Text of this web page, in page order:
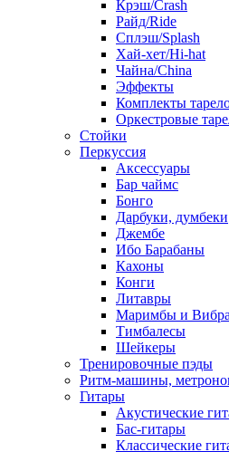
Крэш/Crash
Райд/Ride
Сплэш/Splash
Хай-хет/Hi-hat
Чайна/China
Эффекты
Комплекты
Оркестровые
Стойки
Перкуссия
Аксессуары
Бар чаймс
Бонго
Дарбуки, думбеки
Джембе
Ибо Барабаны
Кахоны
Конги
Литавры
Маримбы и
Тимбалесы
Шейкеры
Тренировочные пэды
Ритм-машины,
Гитары
Акустические
Бас-гитары
Классические